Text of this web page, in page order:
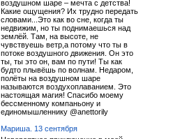
воздушном шаре – мечта с детства!
Какие ощущения? Их трудно передать
словами...Это как во сне, когда ты
недвижим, но ты поднимаешься над
землёй. Там, на высоте, не
чувствуешь ветр,а потому что ты в
потоке воздушного движения. Он это
ты, ты это он, вам по пути! Ты как
будто плывёшь по волнам. Недаром,
полёты на воздушном шаре
называются воздухоплаванием. Это
настоящая магия! Спасибо моему
бессменному компаньону и
единомышленнику @anettorily
Мариша. 13 сентября